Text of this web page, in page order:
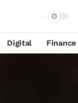
Digital Finance